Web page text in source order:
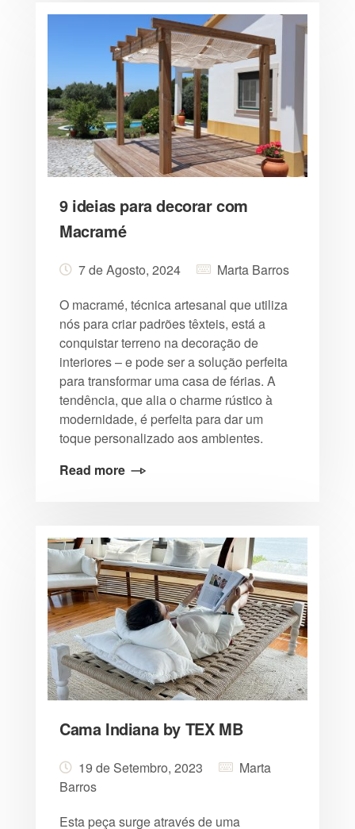
9 ideias para decorar com
Macramé
7 de Agosto, 2024
Marta Barros
O macramé, técnica artesanal que utiliza
nós para criar padrões têxteis, está a
conquistar terreno na decoração de
interiores – e pode ser a solução perfeita
para transformar uma casa de férias. A
tendência, que alia o charme rústico à
modernidade, é perfeita para dar um
toque personalizado aos ambientes.
Read more
Cama Indiana by TEX MB
19 de Setembro, 2023
Marta
Barros
Esta peça surge através de uma